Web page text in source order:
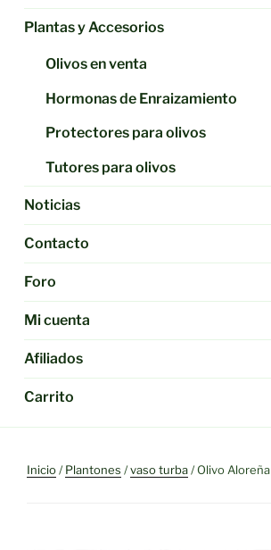
Plantas y Accesorios
Olivos en venta
Hormonas de Enraizamiento
Protectores para olivos
Tutores para olivos
Noticias
Contacto
Foro
Mi cuenta
Afiliados
Carrito
Inicio/Plantones /vaso turba/ Olivo Aloreña